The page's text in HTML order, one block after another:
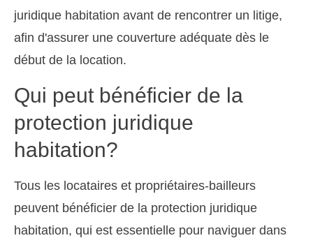
juridique habitation avant de rencontrer un litige,
afin d'assurer une couverture adéquate dès le
début de la location.
Qui peut bénéficier de la
protection juridique
habitation?
Tous les locataires et propriétaires-bailleurs
peuvent bénéficier de la protection juridique
habitation, qui est essentielle pour naviguer dans